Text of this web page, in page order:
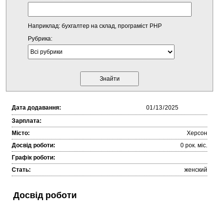
Наприклад: бухгалтер на склад, програміст PHP
Рубрика:
Дата додавання:
Зарплата:
Місто:
Херсон
Досвід роботи:
0 рок. міc.
Графік роботи:
Стать:
женский
Досвід роботи